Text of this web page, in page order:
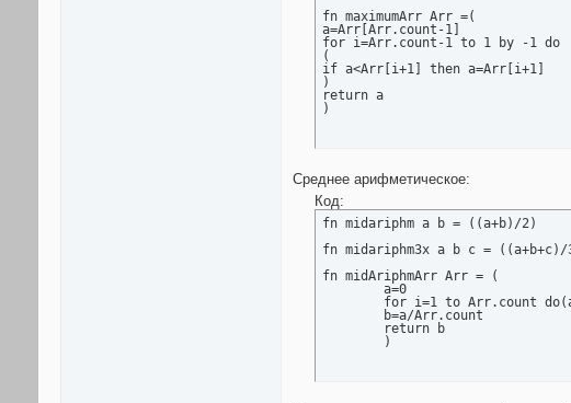
fn maximumArr Arr =(
a=Arr[Arr.count-1]
for i=Arr.count-1 to 1 by -1 do
(
if a<Arr[i+1] then a=Arr[i+1]
)
return a
)
Среднее арифметическое:
Код:
fn midariphm a b = ((a+b)/2)
fn midariphm3x a b c = ((a+b+c)/
fn midAriphmArr Arr = (
	)